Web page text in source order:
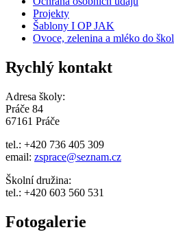
Projekty
Šablony I OP JAK
Ovoce, zelenina a mléko do škol
Rychlý kontakt
Adresa školy:
Práče 84
67161 Práče
tel.: +420 736 405 309
email: zsprace@seznam.cz
Školní družina:
tel.: +420 603 560 531
Fotogalerie